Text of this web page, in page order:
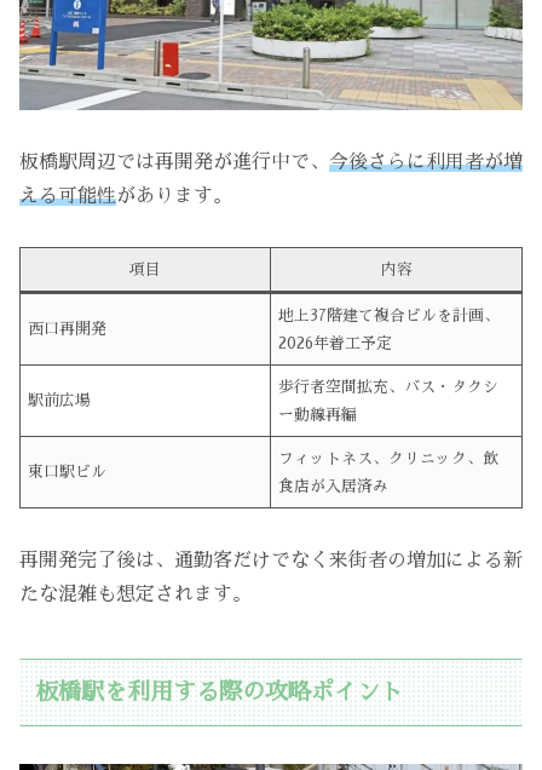
板橋駅周辺では再開発が進行中で、 今後さらに利用者が増
える可能性があります。
項目 内容
西口再開発
地上37階建て複合ビルを計画、
2026年着工予定
駅前広場
歩行者空間拡充、バス・タクシ
ー動線再編
東口駅ビル
フィットネス、クリニック、飲
食店が入居済み
再開発完了後は、通勤客だけでなく来街者の増加による新
たな混雑も想定されます。
板橋駅を利用する際の攻略ポイント